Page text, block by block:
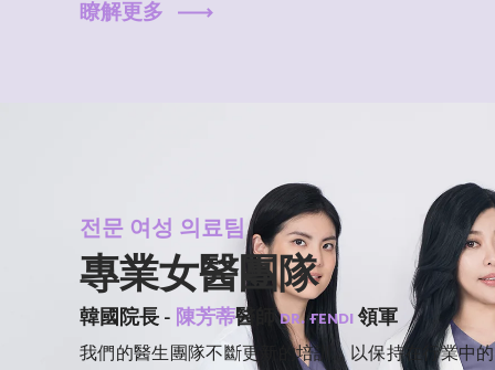
瞭解更多
전문 여성 의료팀
專業女醫團隊
韓國院長 - 陳芳蒂醫師ᴅʀ. ғᴇɴᴅɪ 領軍
我們的醫生團隊不斷更新的培訓，以保持在行業中